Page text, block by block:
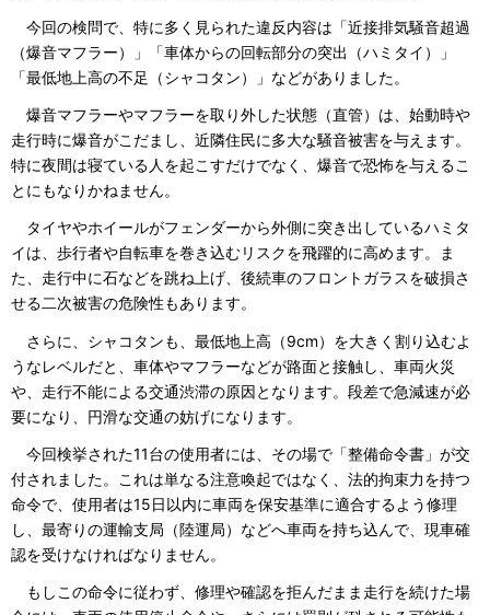
今回の検問で、特に多く見られた違反内容は「近接排気騒音超過
（爆音マフラー）」「車体からの回転部分の突出（ハミタイ）」
「最低地上高の不足（シャコタン）」などがありました。
爆音マフラーやマフラーを取り外した状態（直管）は、始動時や
走行時に爆音がこだまし、近隣住民に多大な騒音被害を与えます。
特に夜間は寝ている人を起こすだけでなく、爆音で恐怖を与えるこ
とにもなりかねません。
タイヤやホイールがフェンダーから外側に突き出しているハミタ
イは、歩行者や自転車を巻き込むリスクを飛躍的に高めます。ま
た、走行中に石などを跳ね上げ、後続車のフロントガラスを破損さ
せる二次被害の危険性もあります。
さらに、シャコタンも、最低地上高（9cm）を大きく割り込むよ
うなレベルだと、車体やマフラーなどが路面と接触し、車両火災
や、走行不能による交通渋滞の原因となります。段差で急減速が必
要になり、円滑な交通の妨げになります。
今回検挙された11台の使用者には、その場で「整備命令書」が交
付されました。これは単なる注意喚起ではなく、法的拘束力を持つ
命令で、使用者は15日以内に車両を保安基準に適合するよう修理
し、最寄りの運輸支局（陸運局）などへ車両を持ち込んで、現車確
認を受けなければなりません。
もしこの命令に従わず、修理や確認を拒んだまま走行を続けた場